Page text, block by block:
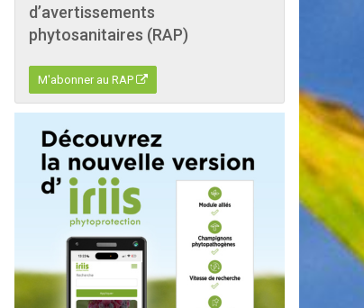
d’avertissements
phytosanitaires (RAP)
M'abonner au RAP